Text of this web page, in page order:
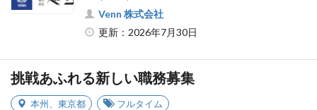
Venn 株式会社
更新：2026年7月30日
挑戦あふれる新しい職務募集
本州 東京都 フルタイム